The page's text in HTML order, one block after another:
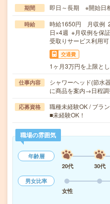
期間 即日～長期 ※開始日
時給
時給1650円 月収例
日×4週 ※月収例を保
受取りサービス利用可
交通費
1ヶ月3万円を上限と
仕事内容
シャワーヘッド(節水
に商品を案内→日程
応募資格
職種未経験OK / ブラ
■未経験OK！
職場の雰囲気
年齢層
20代
30代
男女比率
女性